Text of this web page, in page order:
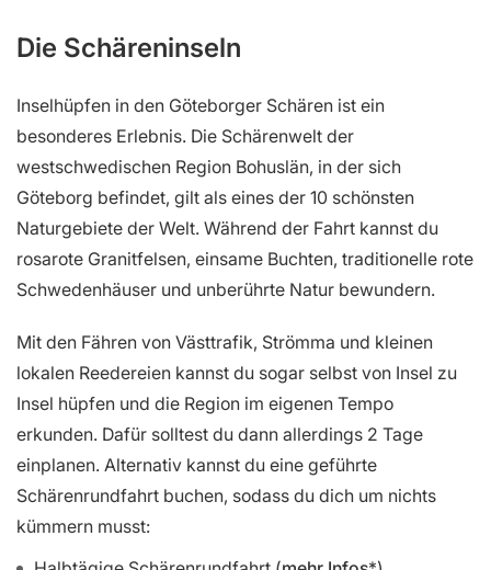
Die Schäreninseln
Inselhüpfen in den Göteborger Schären ist ein
besonderes Erlebnis. Die Schärenwelt der
westschwedischen Region Bohuslän, in der sich
Göteborg befindet, gilt als eines der 10 schönsten
Naturgebiete der Welt. Während der Fahrt kannst du
rosarote Granitfelsen, einsame Buchten, traditionelle rote
Schwedenhäuser und unberührte Natur bewundern.
Mit den Fähren von Västtrafik, Strömma und kleinen
lokalen Reedereien kannst du sogar selbst von Insel zu
Insel hüpfen und die Region im eigenen Tempo
erkunden. Dafür solltest du dann allerdings 2 Tage
einplanen. Alternativ kannst du eine geführte
Schärenrundfahrt buchen, sodass du dich um nichts
kümmern musst: